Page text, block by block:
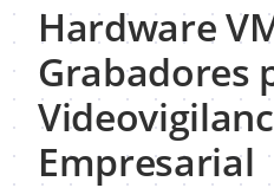
Hardware
Grabadores
Empresarial